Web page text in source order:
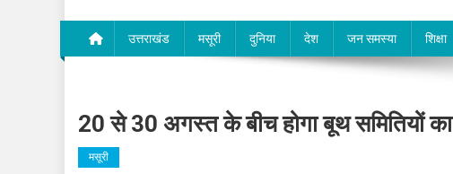
उत्तराखंड मसूरी दुनिया देश जन समस्या शिक्षा
20 से 30 अगस्त के बीच होगा बूथ समितियों
मसूरी